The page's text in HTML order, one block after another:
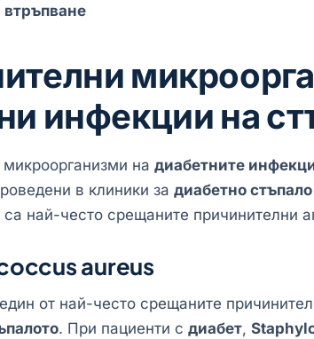
инфекции на
на диабетните
в клиники за диабетно
най-често срещаните причинителни
aureus
от най-често срещаните
. При пациенти с диабет,